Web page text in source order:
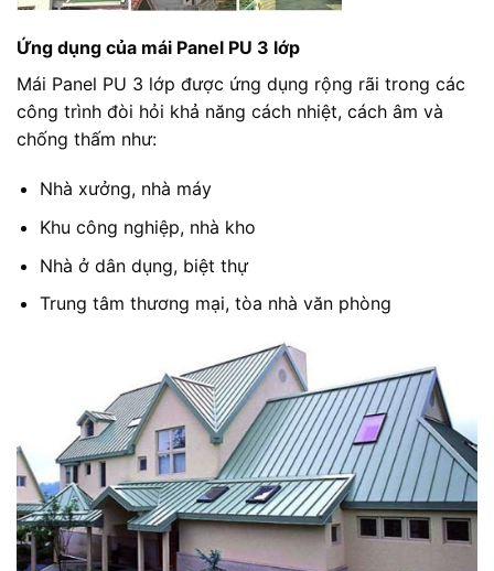
Ứng dụng của mái Panel PU 3 lớp
Mái Panel PU 3 lớp được ứng dụng rộng rãi trong các
công trình đòi hỏi khả năng cách nhiệt, cách âm và
chống thấm như:
Nhà xưởng, nhà máy
Khu công nghiệp, nhà kho
Nhà ở dân dụng, biệt thự
Trung tâm thương mại, tòa nhà văn phòng